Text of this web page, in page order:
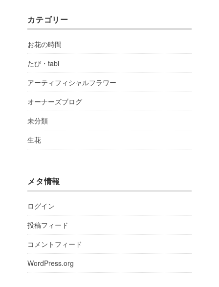
カテゴリー
お花の時間
たび・tabi
アーティフィシャルフラワー
オーナーズブログ
未分類
生花
メタ情報
ログイン
投稿フィード
コメントフィード
WordPress.org